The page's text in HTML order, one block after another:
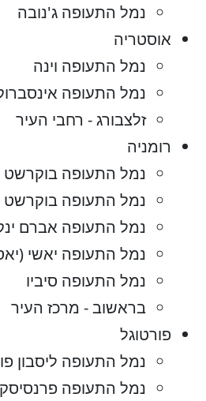
נמל התעופה ג'נובה
אוסטריה
נמל התעופה וינה
נמל התעופה
זלצבורג - רחבי העיר
רומניה
נמל התעופה בוקרשט
נמל התעופה בוקרשט
נמל התעופה אברם
נמל התעופה יאשי
נמל התעופה סיביו
בראשוב - מרכז העיר
פורטוגל
נמל התעופה ליסבון
נמל התעופה